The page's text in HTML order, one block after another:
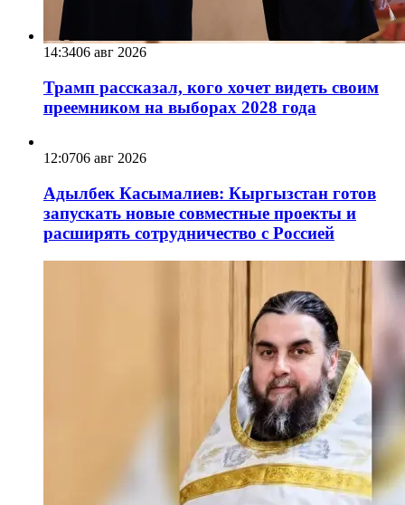
14:3406 авг 2026
Трамп рассказал, кого хочет видеть своим
преемником на выборах 2028 года
12:0706 авг 2026
Адылбек Касымалиев: Кыргызстан готов
запускать новые совместные проекты и
расширять сотрудничество с Россией